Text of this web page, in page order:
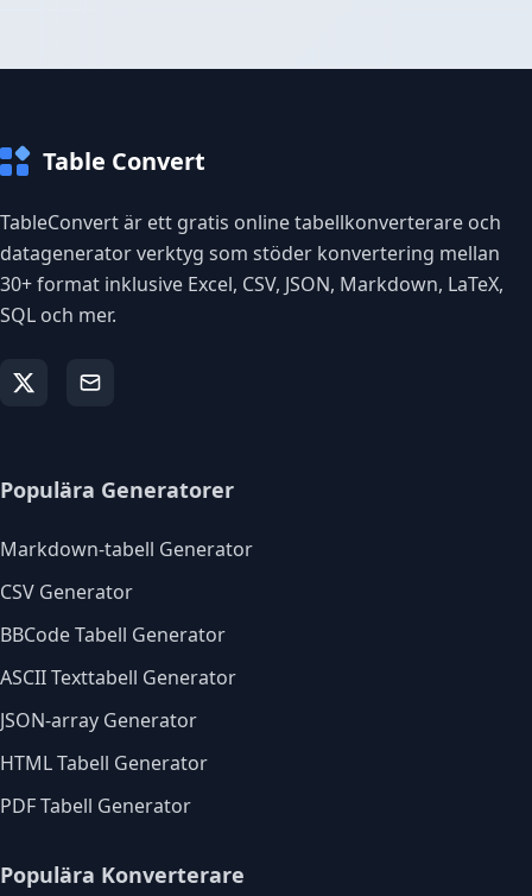
Table Convert
TableConvert är ett gratis online tabellkonverterare och
datagenerator verktyg som stöder konvertering mellan
30+ format inklusive Excel, CSV, JSON, Markdown, LaTeX,
SQL och mer.
Populära Generatorer
Markdown-tabell Generator
CSV Generator
BBCode Tabell Generator
ASCII Texttabell Generator
JSON-array Generator
HTML Tabell Generator
PDF Tabell Generator
Populära Konverterare